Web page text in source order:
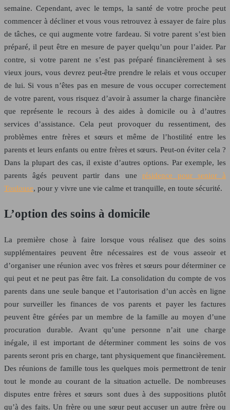
semaine. Cependant, avec le temps, la santé de votre proche peut
commencer à décliner et vous vous retrouvez à essayer de faire plus
de tâches, ce qui augmente votre fardeau. Si votre parent s’est bien
préparé, il peut être en mesure de payer quelqu’un pour l’aider. Par
contre, si votre parent ne s’est pas préparé financièrement à ses
vieux jours, vous devrez peut-être prendre le relais et vous occuper
de lui. Si vous n’êtes pas en mesure de vous occuper correctement
de votre parent, vous risquez d’avoir à assumer la charge financière
que représente le recours à des aides à domicile ou à d’autres
services d’assistance. Cela peut provoquer du ressentiment, des
problèmes entre frères et sœurs et même de l’hostilité entre les
parents et leurs enfants ou entre frères et sœurs. Peut-on éviter cela ?
Dans la plupart des cas, il existe d’autres options. Par exemple, les
parents âgés peuvent partir dans une résidence pour senior à
Toulouse, pour y vivre une vie calme et tranquille, en toute sécurité.
L’option des soins à domicile
La première chose à faire lorsque vous réalisez que des soins
supplémentaires peuvent être nécessaires est de vous asseoir et
d’organiser une réunion avec vos frères et sœurs pour déterminer ce
qui peut et ne peut pas être fait. La consolidation du compte de vos
parents dans une seule banque et l’autorisation d’un accès en ligne
pour surveiller les finances de vos parents et payer les factures
peuvent être gérées par un membre de la famille au moyen d’une
procuration durable. Avant qu’une personne n’ait une charge
inégale, il est important de déterminer comment les soins de vos
parents seront pris en charge, tant physiquement que financièrement.
Des réunions de famille tous les quelques mois permettront de tenir
tout le monde au courant de la situation actuelle. De nombreuses
disputes entre frères et sœurs sont dues à des suppositions plutôt
qu’à des faits. Un frère ou une sœur peut accuser un autre frère ou